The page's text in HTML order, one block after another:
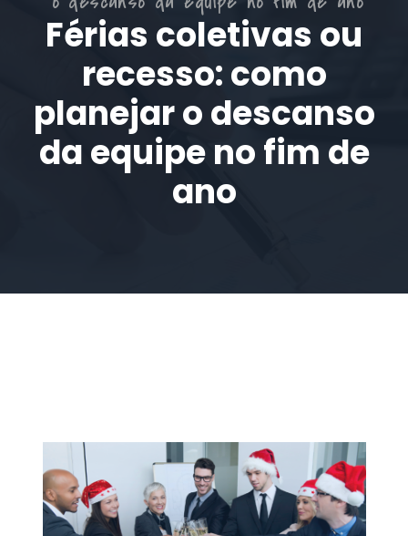
Férias coletivas ou
recesso: como
planejar o descanso
da equipe no fim de
ano